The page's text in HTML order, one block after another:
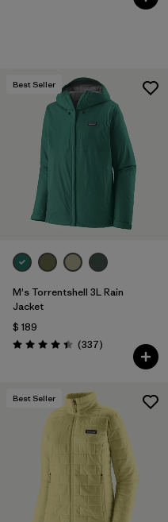
Best Seller
M's Torrentshell 3L Rain
Jacket
$ 189
Valoración: 4.4 / 5
(337Comentarios
)
Best Seller